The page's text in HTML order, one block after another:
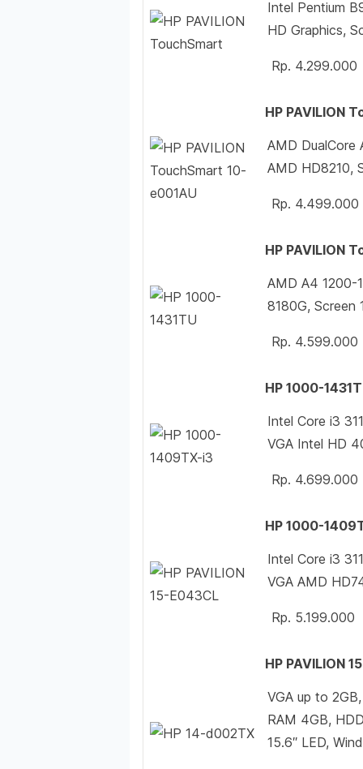
Intel Pentium
HD Graphics,
Rp. 4.299.000
HP PAVILION
AMD DualCore
AMD HD8210,
Rp. 4.499.000
HP PAVILION
AMD A4 1200-
8180G, Screen
Rp. 4.599.000
HP 1000-
Intel Core i3
VGA Intel HD
Rp. 4.699.000
HP 1000-
Intel Core i3
VGA AMD
Rp. 5.199.000
HP PAVILION
VGA up to
RAM 4GB,
15.6″ LED,